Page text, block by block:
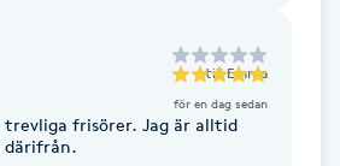
till Emma
för en dag sedan
trevliga frisörer. Jag är alltid
därifrån.